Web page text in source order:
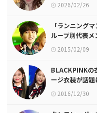
2026/02/26
「ランニング
ループ別代表
2015/02/09
BLACKPINKの
ージ衣装が話題
2016/12/30